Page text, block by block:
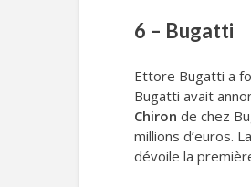
6 – Bugatti
Ettore Bugatti a
Bugatti avait
Chiron de chez
millions d’euros.
dévoile la